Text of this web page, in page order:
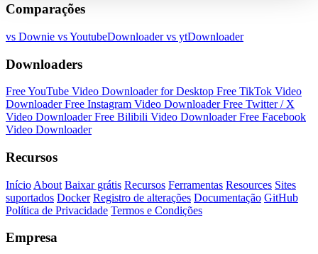
Comparações
vs Downie vs YoutubeDownloadervs ytDownloader
Downloaders
Free YouTube Video Downloader for Desktop Free TikTok Video
DownloaderFree Instagram Video DownloaderFree Twitter / X
Video DownloaderFree Bilibili Video DownloaderFree Facebook
Video Downloader
Recursos
Início About Baixar grátis Recursos Ferramentas Resources Sites
suportados Docker Registro de alterações Documentação GitHub
Política de Privacidade Termos e Condições
Empresa